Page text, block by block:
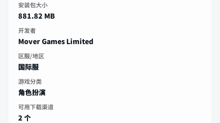
安装包大小
881.82 MB
开发者
Mover Games Limited
区服/地区
国际服
游戏分类
角色扮演
可用下载渠道
2 个